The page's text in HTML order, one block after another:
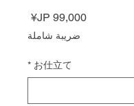
السعر
ضريبة شاملة
お仕立て
*